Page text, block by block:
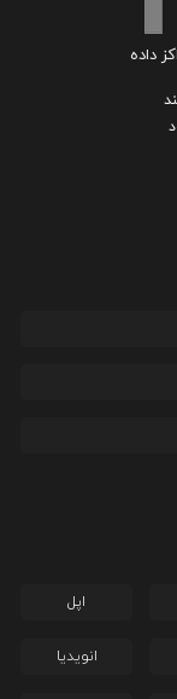
داده
اپل
انویدیا